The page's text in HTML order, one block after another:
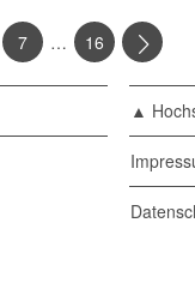
7 … 16
▲